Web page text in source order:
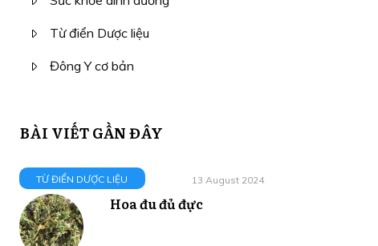
Từ điển Dược liệu
Đông Y cơ bản
BÀI VIẾT GẦN ĐÂY
TỪ ĐIỂN DƯỢC LIỆU 13 August 2024
Hoa đu đủ đực